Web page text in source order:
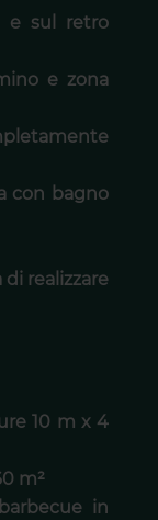
e sul retro
e zona
con bagno
realizzare
10 m x 4
m²
in